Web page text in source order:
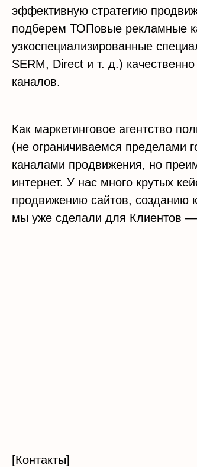
эффективную стратегию
подберем ТОПовые рекламные
узкоспециализированные
SERM, Direct и т. д.)
каналов.
Как маркетинговое агентство
(не ограничиваемся пределами
каналами продвижения, но
интернет. У нас много крутых
продвижению сайтов, созданию
мы уже сделали для Клиентов
[Контакты]